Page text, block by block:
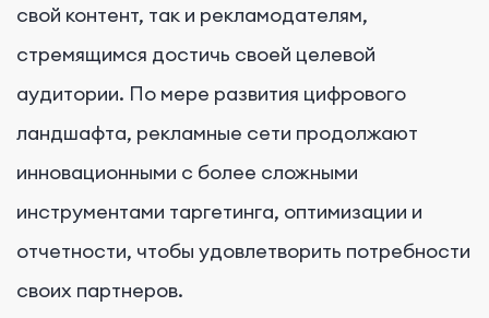
свой контент, так и рекламодателям,
стремящимся достичь своей целевой
аудитории. По мере развития цифрового
ландшафта, рекламные сети продолжают
инновационными с более сложными
инструментами таргетинга, оптимизации и
отчетности, чтобы удовлетворить потребности
своих партнеров.